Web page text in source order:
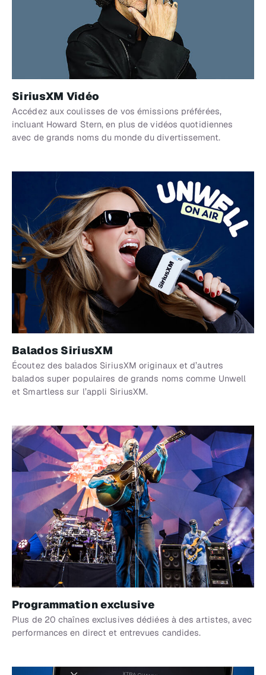
SiriusXM Vidéo
Accédez aux coulisses de vos émissions préférées,
incluant Howard Stern, en plus de vidéos quotidiennes
avec de grands noms du monde du divertissement.
Balados SiriusXM
Écoutez des balados SiriusXM originaux et d’autres
balados super populaires de grands noms comme Unwell
et Smartless sur l’appli SiriusXM.
Programmation exclusive
Plus de 20 chaînes exclusives dédiées à des artistes, avec
performances en direct et entrevues candides.